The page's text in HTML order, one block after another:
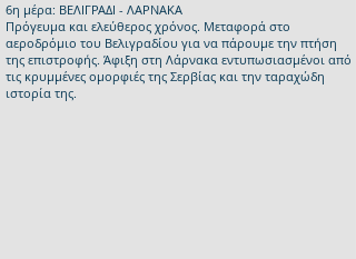
6η μέρα: ΒΕΛΙΓΡΑΔΙ - ΛΑΡΝΑΚΑ
Πρόγευμα και ελεύθερος χρόνος. Μεταφορά στο
αεροδρόμιο του Βελιγραδίου για να πάρουμε την πτήση
της επιστροφής. Άφιξη στη Λάρνακα εντυπωσιασμένοι από
τις κρυμμένες ομορφιές της Σερβίας και την ταραχώδη
ιστορία της.